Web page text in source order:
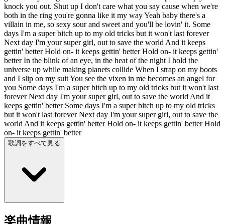
knock you out. Shut up I don't care what you say cause when we're
both in the ring you're gonna like it my way Yeah baby there's a
villain in me, so sexy sour and sweet and you'll be lovin' it. Some
days I'm a super bitch up to my old tricks but it won't last forever
Next day I'm your super girl, out to save the world And it keeps
gettin' better Hold on- it keeps gettin' better Hold on- it keeps gettin'
better In the blink of an eye, in the heat of the night I hold the
universe up while making planets collide When I strap on my boots
and I slip on my suit You see the vixen in me becomes an angel for
you Some days I'm a super bitch up to my old tricks but it won't last
forever Next day I'm your super girl, out to save the world And it
keeps gettin' better Some days I'm a super bitch up to my old tricks
but it won't last forever Next day I'm your super girl, out to save the
world And it keeps gettin' better Hold on- it keeps gettin' better Hold
on- it keeps gettin' better
歌詞をすべて見る
楽曲情報